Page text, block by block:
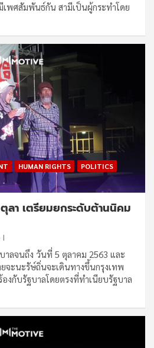
พศสัมพันธ์กัน สามีเป็นผู้กระทำโดย
HUMAN RIGHTS
POLITICS
ลา เตรียมยกระดับต้านนิคม
I
าลจนถึง วันที่ 5 ตุลาคม 2563 และ
จะนะรัษ์ถิ่นจะเดินทางขึ้นกรุงเทพ
งกับรัฐบาลโดยตรงที่ทำเนียบรัฐบาล